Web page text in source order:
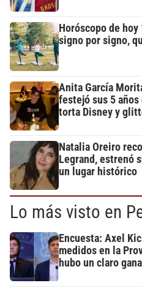
Horóscopo de
signo por signo,
Anita García
festejó sus 5
torta Disney y
Natalia Oreiro
Legrand, estrenó
un lugar histórico
Lo más visto en
Encuesta: Axel
medidos en la
hubo un claro